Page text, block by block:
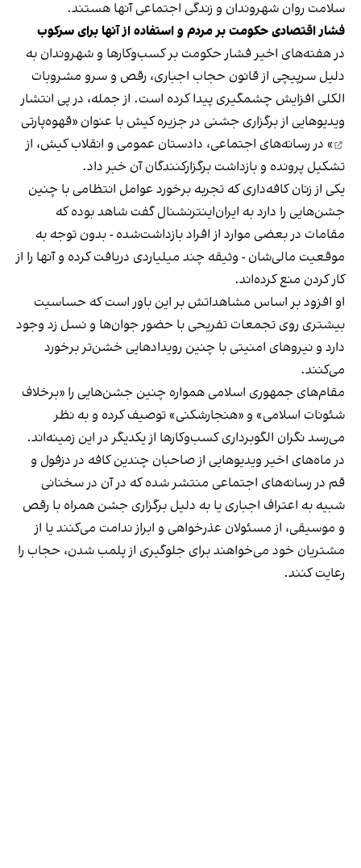
سلامت روان شهروندان و زندگی اجتماعی آنها هستند.
فشار اقتصادی حکومت بر مردم و استفاده از آنها برای سرکوب
در هفته‌های اخیر فشار حکومت بر کسب‌وکارها و شهروندان به
دلیل سرپیچی از قانون حجاب اجباری، رقص و سرو مشروبات
الکلی افزایش چشمگیری پیدا کرده است. از جمله، در پی انتشار
ویدیوهایی از برگزاری جشنی در جزیره کیش با عنوان «قهوه‌پارتی
» در رسانه‌های اجتماعی، دادستان عمومی و انقلاب کیش، از
تشکیل پرونده و بازداشت برگزارکنندگان آن خبر داد.
یکی از زنان کافه‌داری که تجربه برخورد عوامل انتظامی با چنین
جشن‌هایی را دارد به ایران‌اینترنشنال گفت شاهد بوده که
مقامات در بعضی موارد از افراد بازداشت‌‌شده - بدون توجه به
موقعیت مالی‌شان - وثیقه چند میلیاردی دریافت کرده و آنها را از
کار کردن منع کرده‌اند.
او افزود بر اساس مشاهداتش بر این باور است که حساسیت
بیشتری روی تجمعات تفریحی با حضور جوان‌ها و نسل زد وجود
دارد و نیروهای امنیتی با چنین رویدادهایی خشن‌تر برخورد
می‌کنند.
مقام‌های جمهوری اسلامی همواره چنین جشن‌هایی را «برخلاف
شئونات اسلامی» و «هنجارشکنی» توصیف کرده و به نظر
می‌رسد نگران الگوبرداری کسب‌وکارها از یکدیگر در این زمینه‌اند.
در ماه‌های اخیر ویدیوهایی از صاحبان چندین کافه در دزفول و
قم در رسانه‌های اجتماعی منتشر شده که در آن در سخنانی
شبیه به اعتراف اجباری یا به دلیل برگزاری جشن همراه با رقص
و موسیقی، از مسئولان عذرخواهی و ابراز ندامت می‌کنند یا از
مشتریان خود می‌خواهند برای جلوگیری از پلمب شدن، حجاب را
رعایت کنند.